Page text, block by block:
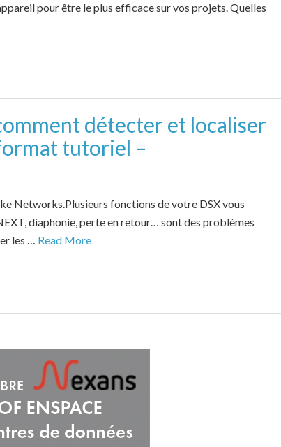
pour être le plus efficace sur vos projets. Quelles
détecter et localiser
tutoriel –
Networks.Plusieurs fonctions de votre DSX vous
diaphonie, perte en retour… sont des problèmes
les … Read More